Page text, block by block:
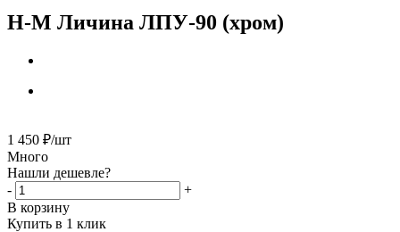
Н-М Личина ЛПУ-90 (хром)
1 450 ₽/шт
Много
Нашли дешевле?
-
+
В корзину
Купить в 1 клик